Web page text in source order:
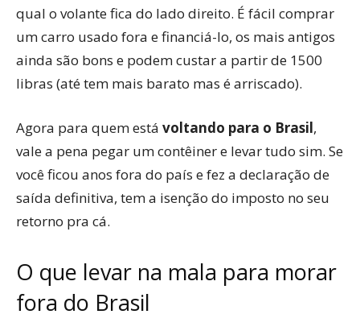
qual o volante fica do lado direito. É fácil comprar
um carro usado fora e financiá-lo, os mais antigos
ainda são bons e podem custar a partir de 1500
libras (até tem mais barato mas é arriscado).
Agora para quem está voltando para o Brasil,
vale a pena pegar um contêiner e levar tudo sim. Se
você ficou anos fora do país e fez a declaração de
saída definitiva, tem a isenção do imposto no seu
retorno pra cá.
O que levar na mala para morar
fora do Brasil